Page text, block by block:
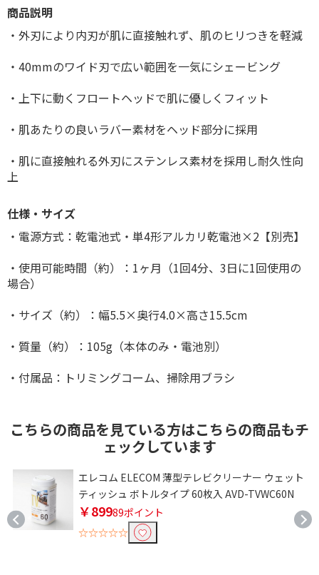
商品説明
・外刃により内刃が肌に直接触れず、肌のヒリつきを軽減
・40mmのワイド刃で広い範囲を一気にシェービング
・上下に動くフロートヘッドで肌に優しくフィット
・肌あたりの良いラバー素材をヘッド部分に採用
・肌に直接触れる外刃にステンレス素材を採用し耐久性向
上
仕様・サイズ
・電源方式：乾電池式・単4形アルカリ乾電池×2【別売】
・使用可能時間（約）：1ヶ月（1回4分、3日に1回使用の
場合）
・サイズ（約）：幅5.5×奥行4.0×高さ15.5cm
・質量（約）：105g（本体のみ・電池別）
・付属品：トリミングコーム、掃除用ブラシ
こちらの商品を見ている方はこちらの商品もチ
ェックしています
エレコム ELECOM 薄型テレビクリーナー ウェット
ティッシュ ボトルタイプ 60枚入 AVD-TVWC60N
￥89989ポイント
☆☆☆☆☆